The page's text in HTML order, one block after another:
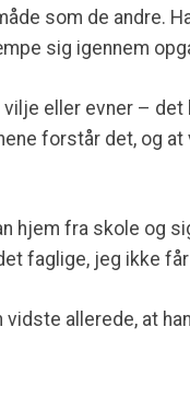
som de andre.
sig igennem
eller evner –
forstår det, og
hjem fra skole og
faglige, jeg ikke
allerede, at